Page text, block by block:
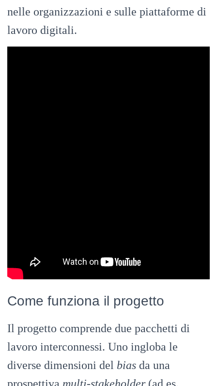
nelle organizzazioni e sulle piattaforme di
lavoro digitali.
Come funziona il progetto
Il progetto comprende due pacchetti di
lavoro interconnessi. Uno ingloba le
diverse dimensioni del bias da una